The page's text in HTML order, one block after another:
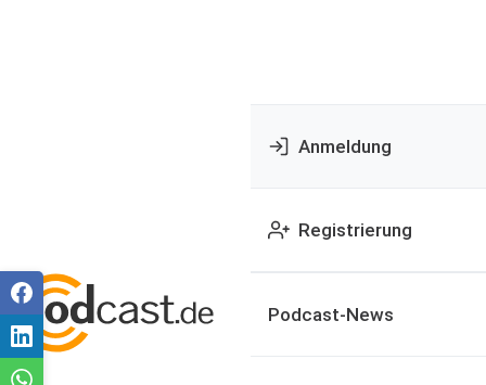
Anmeldung
Registrierung
Podcast-News